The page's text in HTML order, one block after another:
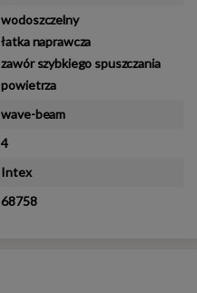
wodoszczelny
łatka naprawcza
zawór szybkiego spuszczania
powietrza
wave-beam
4
Intex
68758